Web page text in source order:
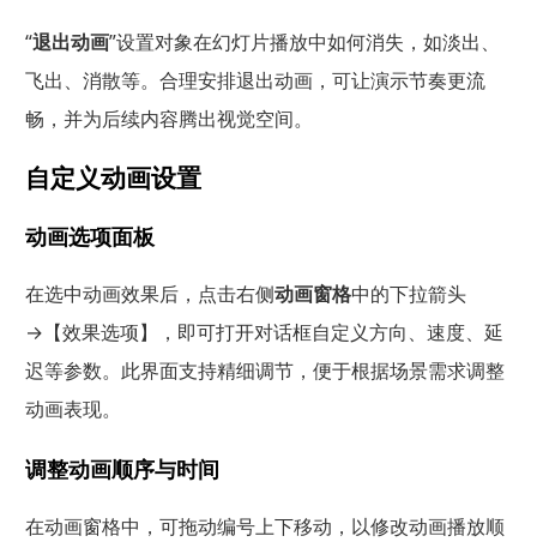
“退出动画”设置对象在幻灯片播放中如何消失，如淡出、
飞出、消散等。合理安排退出动画，可让演示节奏更流
畅，并为后续内容腾出视觉空间。
自定义动画设置
动画选项面板
在选中动画效果后，点击右侧动画窗格中的下拉箭头
→【效果选项】，即可打开对话框自定义方向、速度、延
迟等参数。此界面支持精细调节，便于根据场景需求调整
动画表现。
调整动画顺序与时间
在动画窗格中，可拖动编号上下移动，以修改动画播放顺